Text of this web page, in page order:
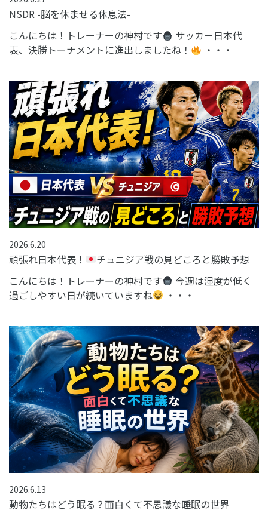
NSDR -脳を休ませる休息法-
こんにちは！トレーナーの神村です
サッカー日本代
表、決勝トーナメントに進出しましたね！
・・・
2026.6.20
頑張れ日本代表！
チュニジア戦の見どころと勝敗予想
こんにちは！トレーナーの神村です
今週は湿度が低く
過ごしやすい日が続いていますね
・・・
2026.6.13
動物たちはどう眠る？面白くて不思議な睡眠の世界